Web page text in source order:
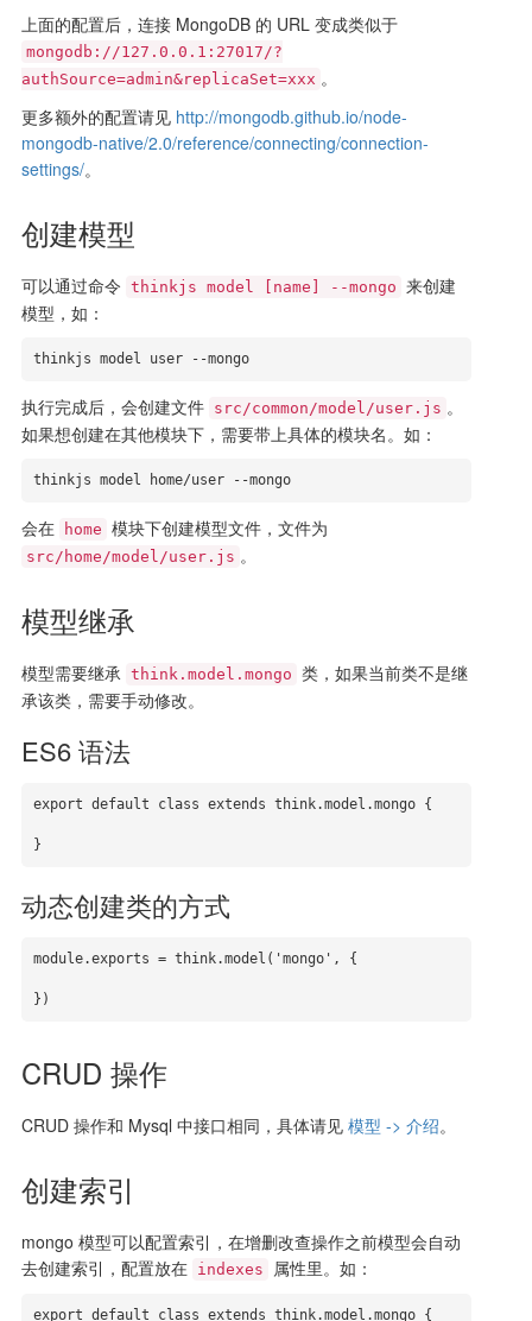
上面的配置后，连接 MongoDB 的 URL 变成类似于
mongodb://127.0.0.1:27017/?
authSource=admin&replicaSet=xxx 。
更多额外的配置请见 http://mongodb.github.io/node-
mongodb-native/2.0/reference/connecting/connection-
settings/。
创建模型
可以通过命令 thinkjs model [name] --mongo 来创建
模型，如：
thinkjs model user --mongo
执行完成后，会创建文件 src/common/model/user.js 。
如果想创建在其他模块下，需要带上具体的模块名。如：
thinkjs model home/user --mongo
会在 home 模块下创建模型文件，文件为
src/home/model/user.js 。
模型继承
模型需要继承 think.model.mongo 类，如果当前类不是继
承该类，需要手动修改。
ES6 语法
export default class extends think.model.mongo {
}
动态创建类的方式
module.exports = think.model('mongo', {
})
CRUD 操作
CRUD 操作和 Mysql 中接口相同，具体请见 模型 -> 介绍。
创建索引
mongo 模型可以配置索引，在增删改查操作之前模型会自动
去创建索引，配置放在 indexes 属性里。如：
export default class extends think.model.mongo {